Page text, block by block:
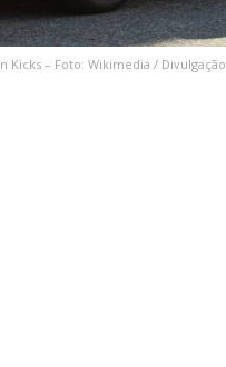
Kicks – Foto: Wikimedia / Divulgação